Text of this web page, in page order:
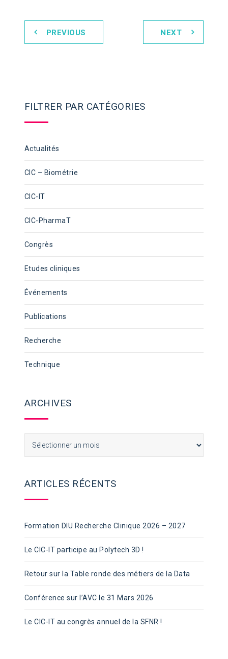
PREVIOUS NEXT
FILTRER PAR CATÉGORIES
Actualités
CIC – Biométrie
CIC-IT
CIC-PharmaT
Congrès
Etudes cliniques
Événements
Publications
Recherche
Technique
ARCHIVES
ARTICLES RÉCENTS
Formation DIU Recherche Clinique 2026 – 2027
Le CIC-IT participe au Polytech 3D !
Retour sur la Table ronde des métiers de la Data
Conférence sur l’AVC le 31 Mars 2026
Le CIC-IT au congrès annuel de la SFNR !